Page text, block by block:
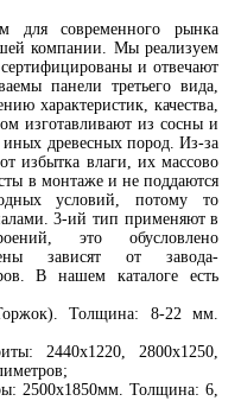
для современного рынка
компании. Мы реализуем
и отвечают
панели третьего вида,
характеристик, качества,
изготавливают из сосны и
древесных пород. Из-за
избытка влаги, их массово
в монтаже и не поддаются
условий, потому то
3-ий тип применяют в
это обусловлено
зависят от завода-
В нашем каталоге есть
Толщина: 8-22 мм.
2440х1220, 2800х1250,
2500х1850мм. Толщина: 6,